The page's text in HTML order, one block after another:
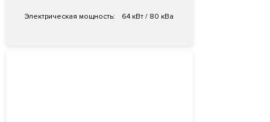
Электрическая мощность: 64 кВт / 80 кВа